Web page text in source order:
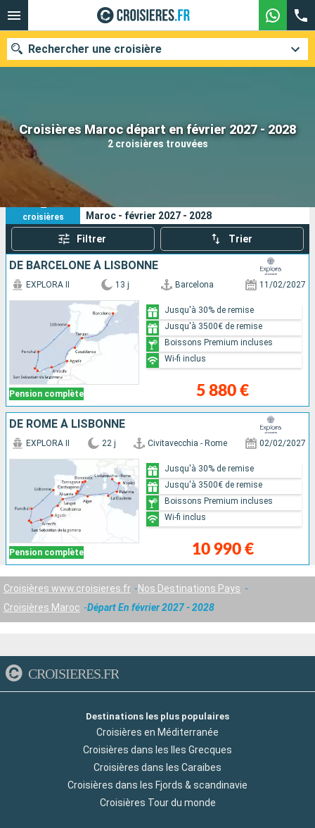
Croisières Maroc départ en février 2027 - 2028
2 croisières trouvées
Rechercher une croisière
Nos destinations
Mois de départ
Ports
Rechercher
2
croisières
Vos critères de recherche :
Maroc - février 2027 - 2028
Filtrer Trier
DE BARCELONE À LISBONNE
Pension complète
EXPLORA II 13 j Barcelona 11/02/2027
5 880 €
Jusqu'à 30% de remise
Jusqu'à 3500€ de remise
Boissons Premium incluses
Wi-fi inclus
DE ROME À LISBONNE
Pension complète
EXPLORA II 22 j Civitavecchia - Rome 02/02/2027
10 990 €
Jusqu'à 30% de remise
Jusqu'à 3500€ de remise
Boissons Premium incluses
Wi-fi inclus
Croisières www.croisieres.fr
Nos Destinations Pays
Croisières Maroc
Départ En février 2027 - 2028
CROISIERES.FR
Destinations les plus populaires
Croisières en Méditerranée
Croisières dans les Iles Grecques
Croisières dans les Caraibes
Croisières dans les Fjords & scandinavie
Croisières Tour du monde